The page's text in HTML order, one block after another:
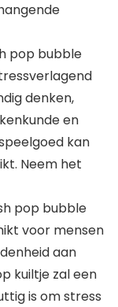
pop bubble
denken,
en
kan
Neem het
pop bubble
voor mensen
aan
kuiltje zal een
is om stress